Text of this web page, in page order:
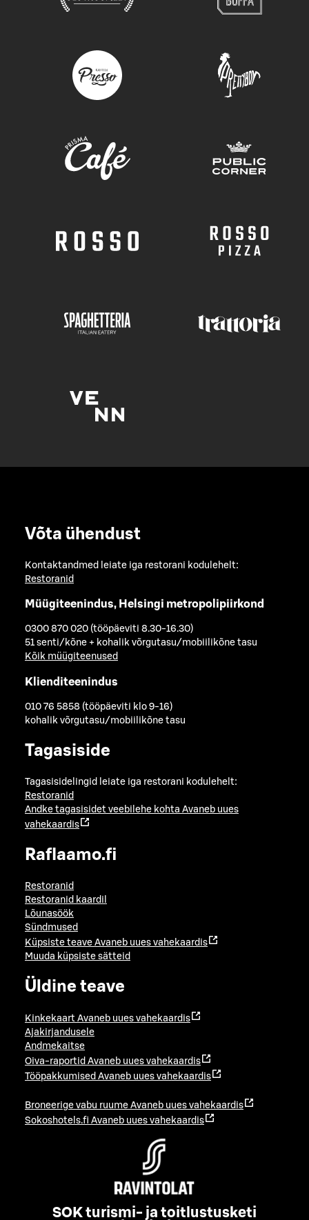
Võta ühendust
Kontaktandmed leiate iga restorani kodulehelt:
Restoranid
Müügiteenindus, Helsingi metropolipiirkond
0300 870 020 (tööpäeviti 8.30-16.30)
51 senti/kõne + kohalik võrgutasu/mobiilikõne tasu
Kõik müügiteenused
Klienditeenindus
010 76 5858 (tööpäeviti klo 9-16)
kohalik võrgutasu/mobiilikõne tasu
Tagasiside
Tagasisidelingid leiate iga restorani kodulehelt:
Restoranid
Andke tagasisidet veebilehe kohta Avaneb uues
vahekaardis
Raflaamo.fi
Restoranid
Restoranid kaardil
Lõunasöök
Sündmused
Küpsiste teave Avaneb uues vahekaardis
Muuda küpsiste sätteid
Üldine teave
Kinkekaart Avaneb uues vahekaardis
Ajakirjandusele
Andmekaitse
Oiva-raportid Avaneb uues vahekaardis
Tööpakkumised Avaneb uues vahekaardis
Broneerige vabu ruume Avaneb uues vahekaardis
Sokoshotels.fi Avaneb uues vahekaardis
SOK turismi- ja toitlustusketi